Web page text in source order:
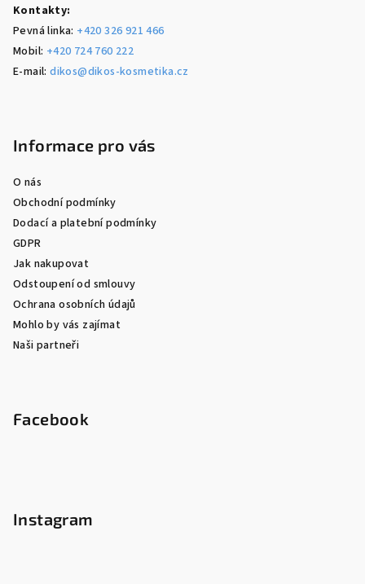
Kontakty:
Pevná linka: +420 326 921 466
Mobil: +420 724 760 222
E-mail:dikos@dikos-kosmetika.cz
Informace pro vás
O nás
Obchodní podmínky
Dodací a platební podmínky
GDPR
Jak nakupovat
Odstoupení od smlouvy
Ochrana osobních údajů
Mohlo by vás zajímat
Naši partneři
Facebook
Instagram